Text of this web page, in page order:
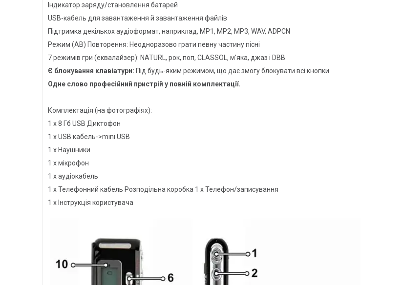
Індикатор заряду/становлення батарей
USB-кабель для завантаження й завантаження файлів
Підтримка декількох аудіоформат, наприклад, MP1, MP2, MP3, WAV, ADPCN
Режим (AB) Повторення: Неодноразово грати певну частину пісні
7 режимів гри (еквалайзер): NATURL, рок, поп, CLASSOL, м'яка, джаз і DBB
Є блокування клавіатури: Під будь-яким режимом, що дає змогу блокувати всі кнопки
Одне слово професійний пристрій у повній комплектації.
Комплектація (на фотографіях):
1 х 8 Гб USB Диктофон
1 х USB кабель->mini USB
1 х Наушники
1 х мікрофон
1 х аудіокабель
1 х Телефонний кабель Розподільна коробка 1 х Телефон/записування
1 х Інструкція користувача